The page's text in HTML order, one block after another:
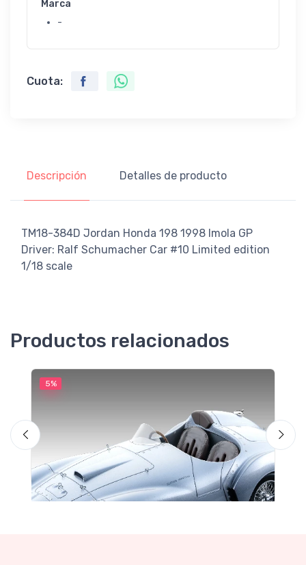
Marca
-
Cuota:
Descripción Detalles de producto
TM18-384D Jordan Honda 198 1998 Imola GP
Driver: Ralf Schumacher Car #10 Limited edition
1/18 scale
Productos relacionados
5%